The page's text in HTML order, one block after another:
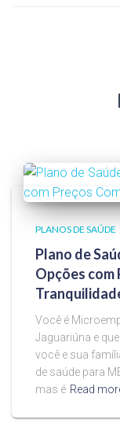
PLANOS DE SAÚDE
Plano de
Opções com
Você é
Jaguariúna e
você e sua
de saúde para
mas é Read